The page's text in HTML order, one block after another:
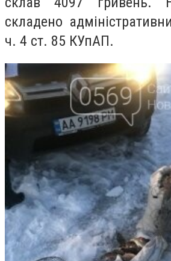
складено адмін
ч. 4 ст. 85 КУпАП.